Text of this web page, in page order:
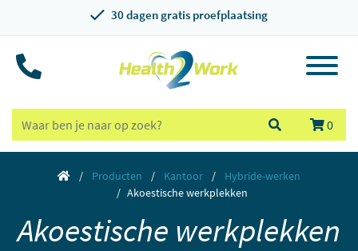
30 dagen gratis proefplaatsing
0
Producten Kantoor
Hybride-werken
Akoestische werkplekken
Akoestische werkplekken